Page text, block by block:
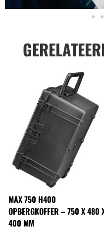
MAX 750 H400
OPBERGKOFFER – 750 X 480
400 MM